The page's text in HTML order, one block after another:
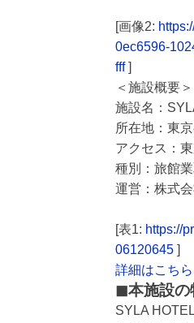
[画像2:
0ec6596-
fff]
＜施設概要＞
施設名：
所在地：東
アクセス：
種別：旅館
運営：株式
[表1: https://
06120645 ]
詳細はこちら
◼︎本施設の
SYLA